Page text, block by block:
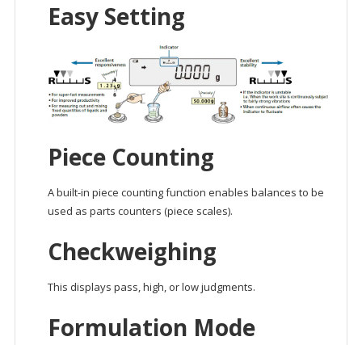
Easy Setting
Piece Counting
A built-in piece counting function enables balances to be
used as parts counters (piece scales).
Checkweighing
This displays pass, high, or low judgments.
Formulation Mode